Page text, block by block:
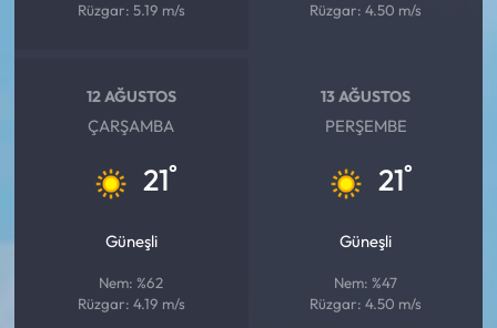
Rüzgar: 5.19 m/s
Rüzgar: 4.50 m/s
12 AĞUSTOS
ÇARŞAMBA
21°
Güneşli
Nem: %62
Rüzgar: 4.19 m/s
13 AĞUSTOS
PERŞEMBE
21°
Güneşli
Nem: %47
Rüzgar: 4.50 m/s